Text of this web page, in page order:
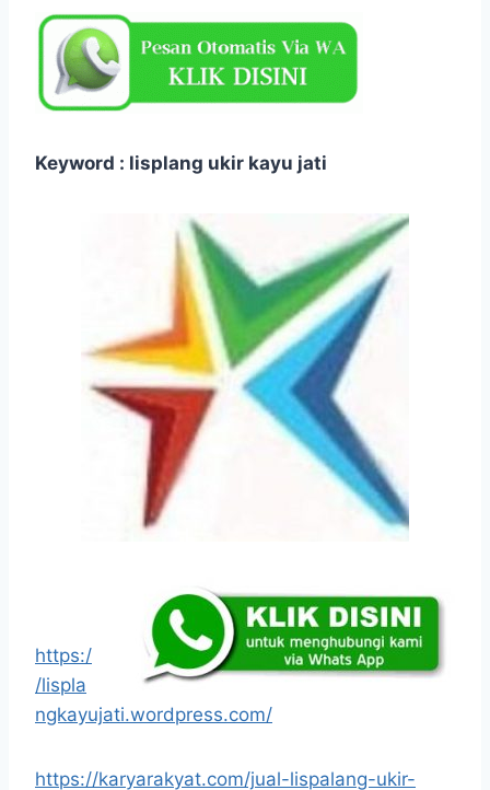
Keyword : lisplang ukir kayu jati
https:/
/lispla
ngkayujati.wordpress.com/
https://karyarakyat.com/jual-lispalang-ukir-